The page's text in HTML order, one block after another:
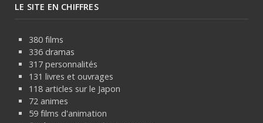
LE SITE EN CHIFFRES
380 films
336 dramas
317 personnalités
131 livres et ouvrages
118 articles sur le Japon
72 animes
59 films d'animation